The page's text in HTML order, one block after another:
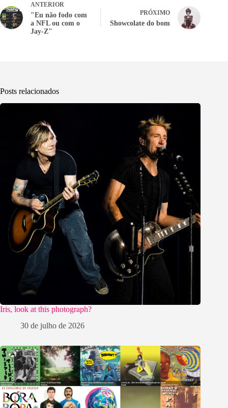
ANTERIOR
"Eu não fodo com
a NFL ou com o
Jay-Z"
PRÓXIMO
Showcolate do bom
Posts relacionados
Iris, look at this photograph?
30 de julho de 2026